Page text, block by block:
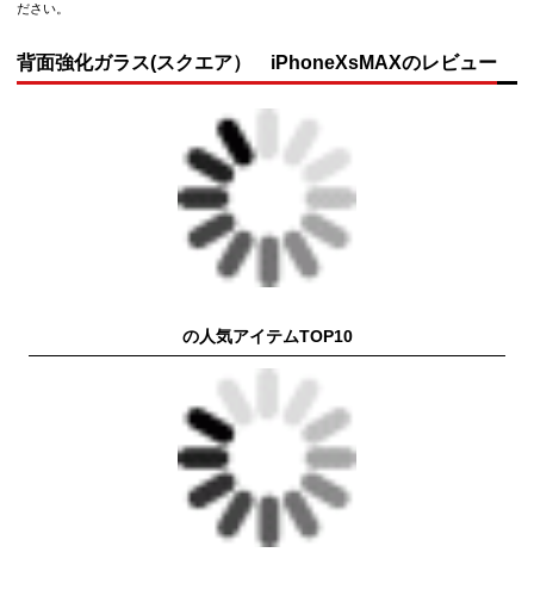
ださい。
背面強化ガラス(スクエア） iPhoneXsMAXのレビュー
の人気アイテムTOP10